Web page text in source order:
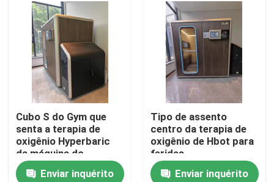
Casa
Produtos
vídeos
Cubo S do Gym que
senta a terapia de
oxigênio Hyperbaric
da máquina do
oxigênio para a
depressãoEnviar inquérito
Tipo de assento
centro da terapia de
oxigênio de Hbot para
feridas
2000x13802000mm
Enviar inquérito